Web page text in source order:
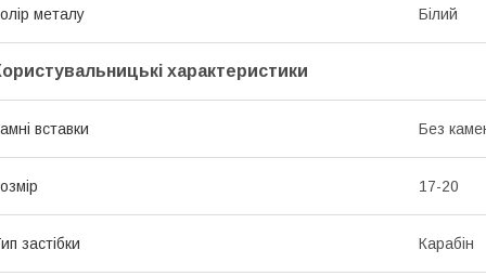
металу Білий
характеристики
вставки Без
17-20
застібки Карабін